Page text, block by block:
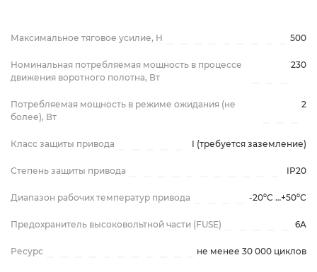
Максимальное тяговое усилие, H 500
Номинальная потребляемая мощность в процессе
движения воротного полотна, Вт
230
Потребляемая мощность в режиме ожидания (не
более), Вт
2
Класс защиты привода I (требуется заземление)
Степень защиты привода IP20
Диапазон рабочих температур привода -20ºС …+50ºС
Предохранитель высоковольтной части (FUSE) 6A
Ресурс не менее 30 000 циклов